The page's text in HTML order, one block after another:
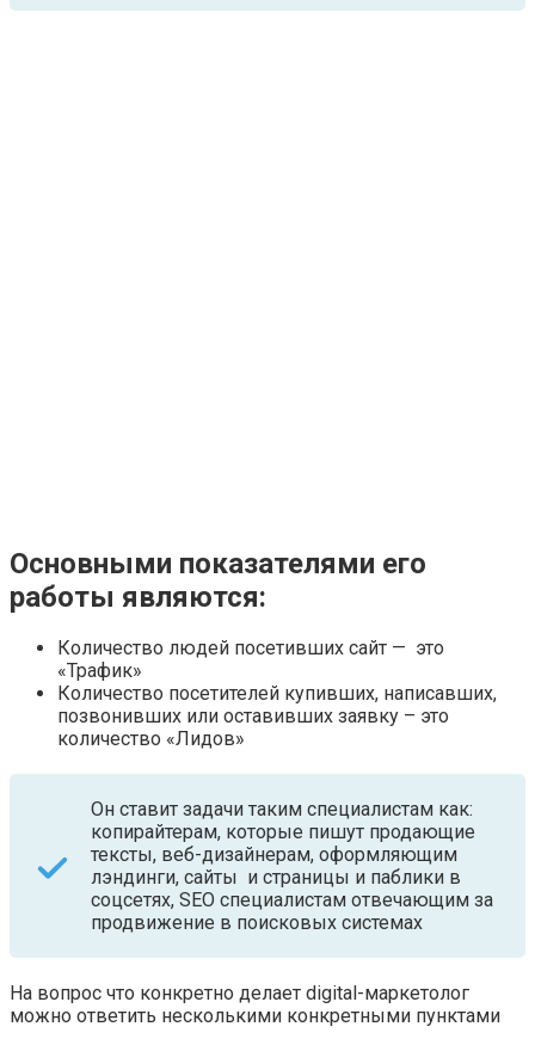
Основными показателями его
работы являются:
Количество людей посетивших сайт — это
«Трафик»
Количество посетителей купивших, написавших,
позвонивших или оставивших заявку – это
количество «Лидов»
Он ставит задачи таким специалистам как:
копирайтерам, которые пишут продающие
тексты, веб-дизайнерам, оформляющим
лэндинги, сайты и страницы и паблики в
соцсетях, SEO специалистам отвечающим за
продвижение в поисковых системах
На вопрос что конкретно делает digital-маркетолог
можно ответить несколькими конкретными пунктами